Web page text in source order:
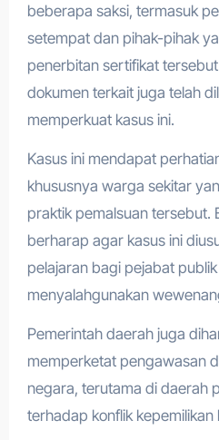
beberapa saksi, termasuk
setempat dan pihak-pihak
penerbitan sertifikat
dokumen terkait juga telah
memperkuat kasus ini.
Kasus ini mendapat
khususnya warga sekitar
praktik pemalsuan tersebut.
berharap agar kasus ini
pelajaran bagi pejabat
menyalahgunakan
Pemerintah daerah juga
memperketat pengawasan
negara, terutama di daerah
terhadap konflik kepemilikan